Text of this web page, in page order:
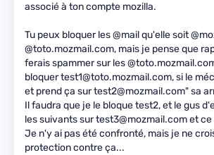
associé à ton compte mozilla.
Tu peux bloquer les @mail qu'elle soit
@toto.mozmail.com, mais je pense que
ferais spammer sur les
bloquer test1@toto.mozmail.com, si le
et prend ça sur test2@mozmail.com" sa
Il faudra que je le bloque test2, et le gus
les suivants sur test3@mozmail.com et
Je n'y ai pas été confronté, mais je ne
protection contre ça...